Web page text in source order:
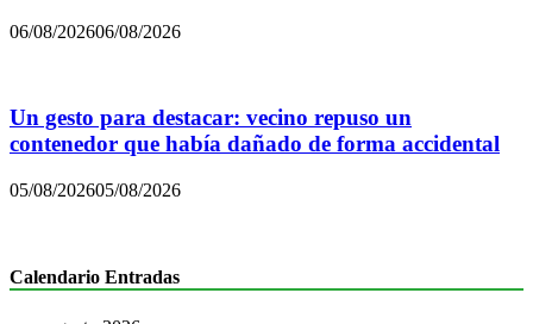
06/08/202606/08/2026
Un gesto para destacar: vecino repuso un
contenedor que había dañado de forma accidental
05/08/202605/08/2026
Calendario Entradas